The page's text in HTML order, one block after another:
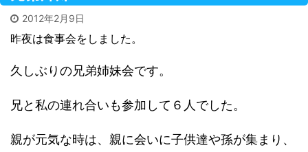
2012年2月9日
昨夜は食事会をしました。
久しぶりの兄弟姉妹会です。
兄と私の連れ合いも参加して６人でした。
親が元気な時は、親に会いに子供達や孫が集まり、